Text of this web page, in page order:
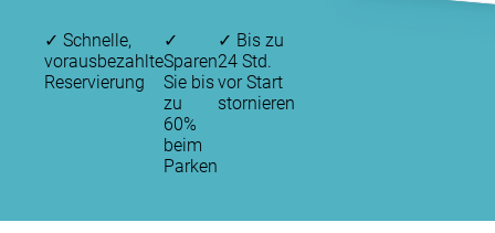
✓ Schnelle,
vorausbezahlte
Reservierung
✓
Sparen
Sie bis
zu
60%
beim
Parken
✓ Bis zu
24 Std.
vor Start
stornieren